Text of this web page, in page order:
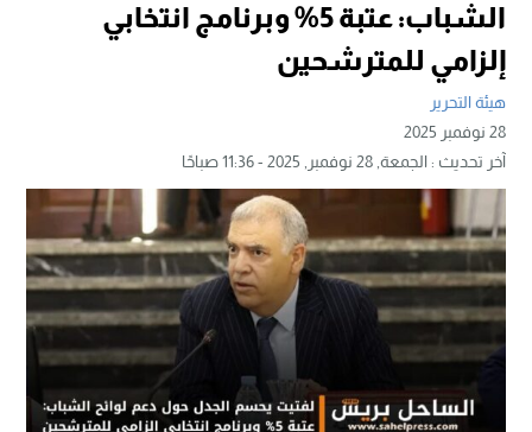
الشباب: عتبة 5% وبرنامج انتخابي
إلزامي للمترشحين
هيئة التحرير
28 نوفمبر 2025
آخر تحديث :الجمعة, 28 نوفمبر, 2025 - 11:36 صباحًا